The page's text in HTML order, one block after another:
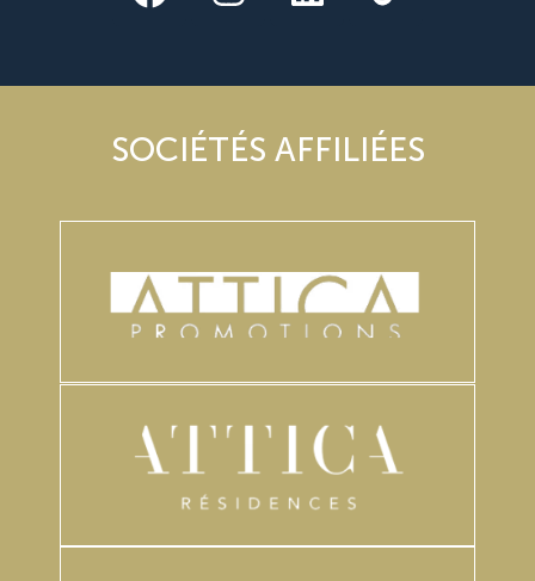
SOCIÉTÉS AFFILIÉES